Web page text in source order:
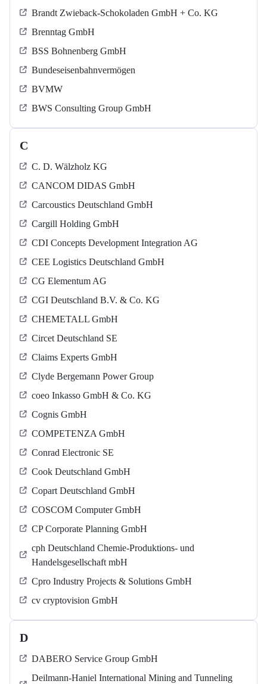
Brandt Zwieback-Schokoladen GmbH + Co. KG
Brenntag GmbH
BSS Bohnenberg GmbH
Bundeseisenbahnvermögen
BVMW
BWS Consulting Group GmbH
C
C. D. Wälzholz KG
CANCOM DIDAS GmbH
Carcoustics Deutschland GmbH
Cargill Holding GmbH
CDI Concepts Development Integration AG
CEE Logistics Deutschland GmbH
CG Elementum AG
CGI Deutschland B.V. & Co. KG
CHEMETALL GmbH
Circet Deutschland SE
Claims Experts GmbH
Clyde Bergemann Power Group
coeo Inkasso GmbH & Co. KG
Cognis GmbH
COMPETENZA GmbH
Conrad Electronic SE
Cook Deutschland GmbH
Copart Deutschland GmbH
COSCOM Computer GmbH
CP Corporate Planning GmbH
cph Deutschland Chemie-Produktions- und
Handelsgesellschaft mbH
Cpro Industry Projects & Solutions GmbH
cv cryptovision GmbH
D
DABERO Service Group GmbH
Deilmann-Haniel International Mining and Tunneling